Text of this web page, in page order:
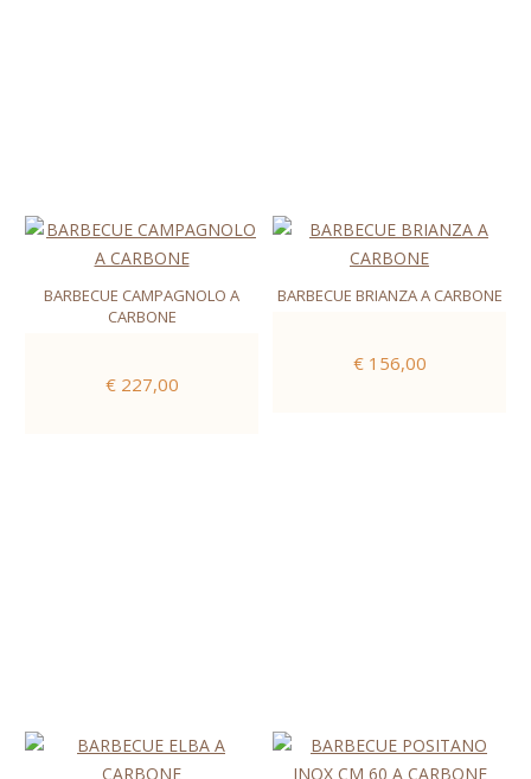
BARBECUE CAMPAGNOLO A
CARBONE
€ 227,00
BARBECUE BRIANZA A CARBONE
€ 156,00